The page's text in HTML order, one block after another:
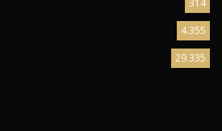
314
4.355
29.335